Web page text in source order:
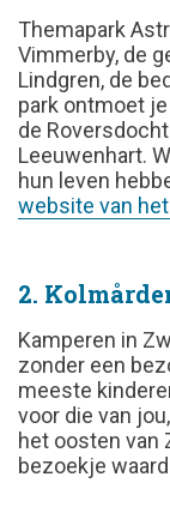
Themapark
Vimmerby, de
Lindgren, de
park ontmoet
de
Leeuwenhart.
hun leven
website van
2.
Kamperen in
zonder een
meeste
voor die van
het oosten van
bezoekje